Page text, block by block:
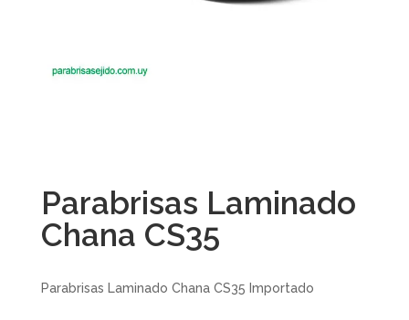
Parabrisas Laminado
Chana CS35
Parabrisas Laminado Chana CS35 Importado